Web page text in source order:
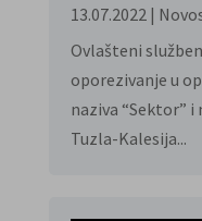
13.07.2022 |
Ovlašteni
oporezivanje u
naziva “Sektor”
Tuzla-Kalesija...